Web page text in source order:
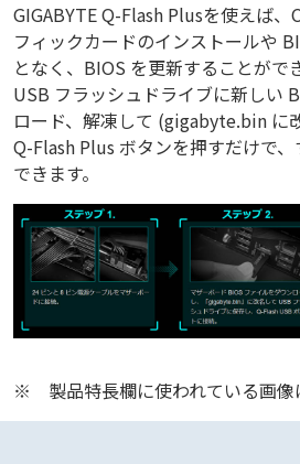
GIGABYTE Q-Flash Plusを使えば、
フィックカードのインストールや
となく、BIOS を更新することがで
USB フラッシュドライブに新しい
ロード、解凍して (gigabyte.bin に
Q-Flash Plus ボタンを押すだけで
できます。
※ 製品特長欄に使われている画像